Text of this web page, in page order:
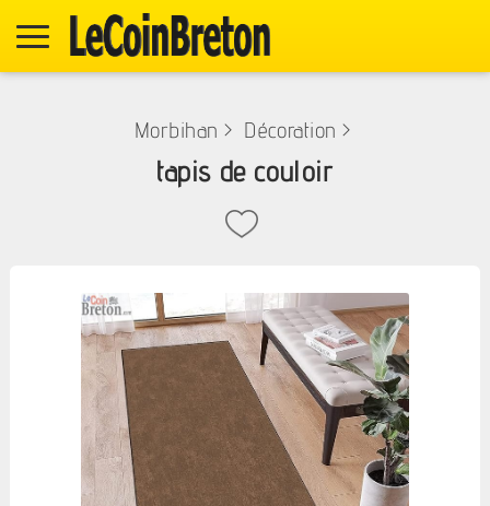
Morbihan > Décoration >
tapis de couloir